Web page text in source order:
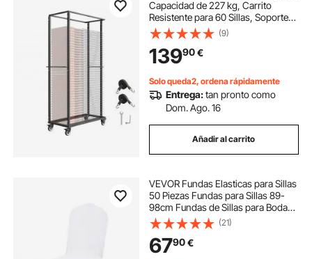
Capacidad de 227 kg, Carrito
Resistente para 60 Sillas, Soporte
para Sillas de Metal con Ruedas
iratorias y Ruedas de Bloqueo para
Fiestas, Eventos, Negro Mate
(9)
13990€
Solo queda2, ordena rápidamente
Entrega:tan pronto como
Dom. Ago. 16
Añadir al carrito
VEVOR Fundas Elasticas para Sillas
50 Piezas Fundas para Sillas 89-
98cm Fundas de Sillas para Bodas
Evento Decoración para
Decoración de Boda
(21)
6790€